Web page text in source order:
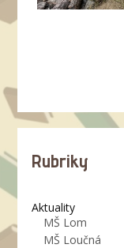
Rubriky
Aktuality
MŠ Lom
MŠ Loučná